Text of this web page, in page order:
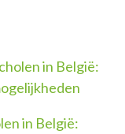
in België:
in België: